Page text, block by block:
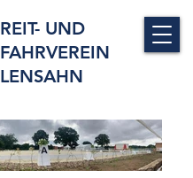
REIT- UND
FAHRVEREIN
LENSAHN